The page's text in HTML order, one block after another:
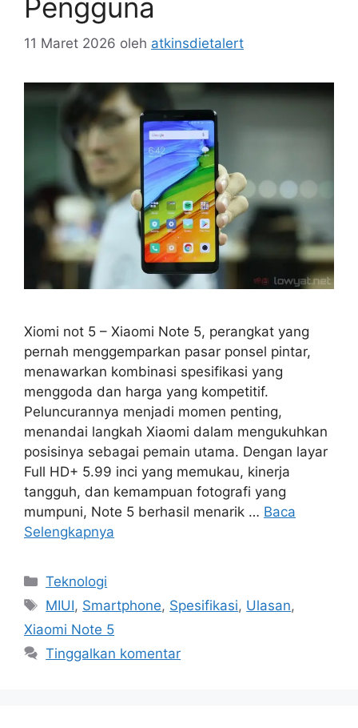
Pengguna
11 Maret 2026 oleh atkinsdietalert
Xiomi not 5 – Xiaomi Note 5, perangkat yang
pernah menggemparkan pasar ponsel pintar,
menawarkan kombinasi spesifikasi yang
menggoda dan harga yang kompetitif.
Peluncurannya menjadi momen penting,
menandai langkah Xiaomi dalam mengukuhkan
posisinya sebagai pemain utama. Dengan layar
Full HD+ 5.99 inci yang memukau, kinerja
tangguh, dan kemampuan fotografi yang
mumpuni, Note 5 berhasil menarik … Baca
Selengkapnya
Kategori
Teknologi
Tag
MIUI, Smartphone, Spesifikasi, Ulasan,
Xiaomi Note 5
Tinggalkan komentar